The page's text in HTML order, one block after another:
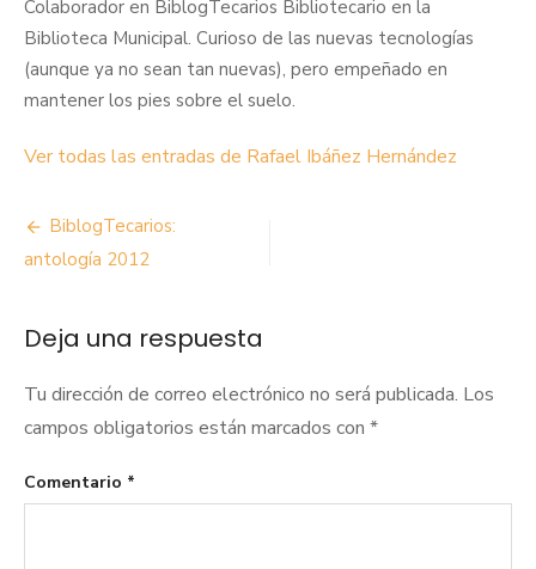
Colaborador en BiblogTecarios Bibliotecario en la
Biblioteca Municipal. Curioso de las nuevas tecnologías
(aunque ya no sean tan nuevas), pero empeñado en
mantener los pies sobre el suelo.
Ver todas las entradas de Rafael Ibáñez Hernández
Navegación
de
BiblogTecarios:
antología 2012
Deja una respuesta
Tu dirección de correo electrónico no será publicada. Los
campos obligatorios están marcados con *
Comentario *